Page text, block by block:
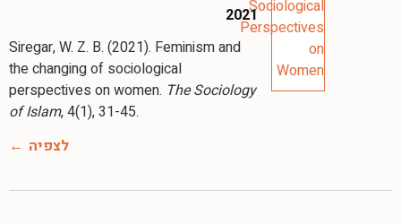
2021
Siregar, W. Z. B. (2021). Feminism and
the changing of sociological
perspectives on women. The Sociology
of Islam, 4(1), 31-45.
לצפיה